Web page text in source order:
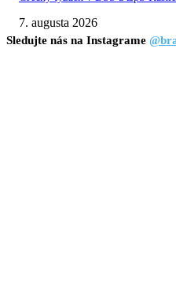
7. augusta 2026
Sledujte nás na Instagrame